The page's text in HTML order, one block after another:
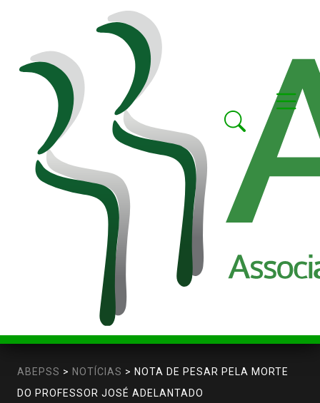
ABEPSS > NOTÍCIAS > NOTA DE PESAR PELA MORTE
DO PROFESSOR JOSÉ ADELANTADO